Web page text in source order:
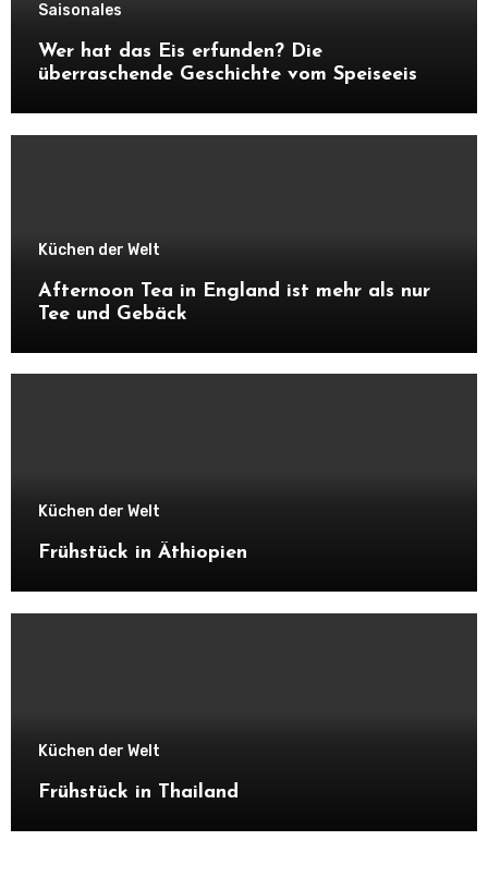
Saisonales
Wer hat das Eis erfunden? Die
überraschende Geschichte vom Speiseeis
Küchen der Welt
Afternoon Tea in England ist mehr als nur
Tee und Gebäck
Küchen der Welt
Frühstück in Äthiopien
Küchen der Welt
Frühstück in Thailand